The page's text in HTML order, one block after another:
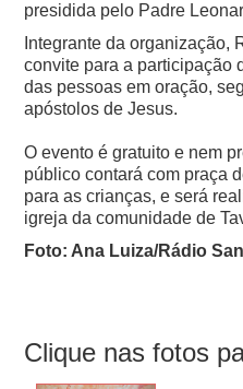
presidida pelo Padre
Integrante da organização,
convite para a participação
das pessoas em oração,
apóstolos de Jesus.
O evento é gratuito e nem
público contará com praça
para as crianças, e será
igreja da comunidade de
Foto: Ana Luiza/Rádio
Clique nas fotos